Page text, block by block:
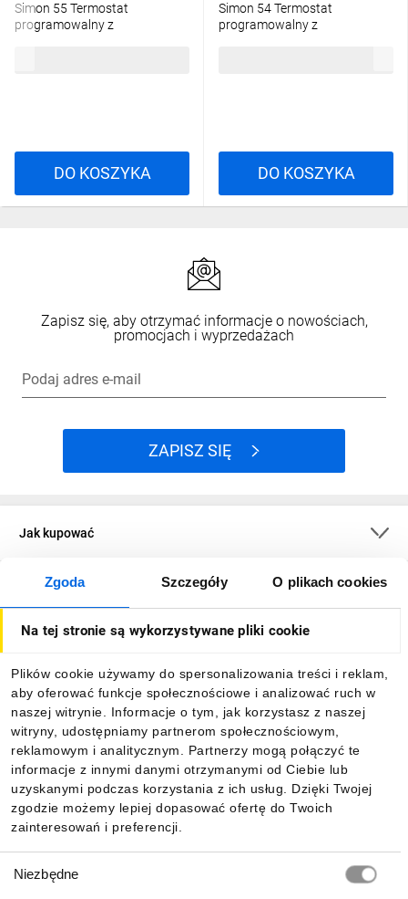
Zgoda Szczegóły O plikach cookies
Na tej stronie są wykorzystywane pliki cookie
Plików cookie używamy do spersonalizowania treści i reklam,
aby oferować funkcje społecznościowe i analizować ruch w
naszej witrynie. Informacje o tym, jak korzystasz z naszej
witryny, udostępniamy partnerom społecznościowym,
reklamowym i analitycznym. Partnerzy mogą połączyć te
informacje z innymi danymi otrzymanymi od Ciebie lub
uzyskanymi podczas korzystania z ich usług. Dzięki Twojej
zgodzie możemy lepiej dopasować ofertę do Twoich
zainteresowań i preferencji.
zgody
Niezbędne
Simon 55 Termostat
programowalny z
DO KOSZYKA
Simon 54 Termostat
programowalny z
DO KOSZYKA
Zapisz się, aby otrzymać informacje o nowościach,
promocjach i wyprzedażach
Podaj adres e-mail
ZAPISZ SIĘ
Jak kupować
O firmie
Informacje
Pobierz naszą aplikację mobilną: